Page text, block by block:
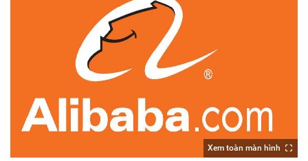
Xem toàn màn hình